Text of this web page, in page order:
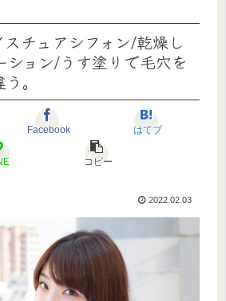
チュアシフォン/乾燥し
ション/うす塗りで毛穴を
。
Facebook はてブ
コピー
2022.02.03